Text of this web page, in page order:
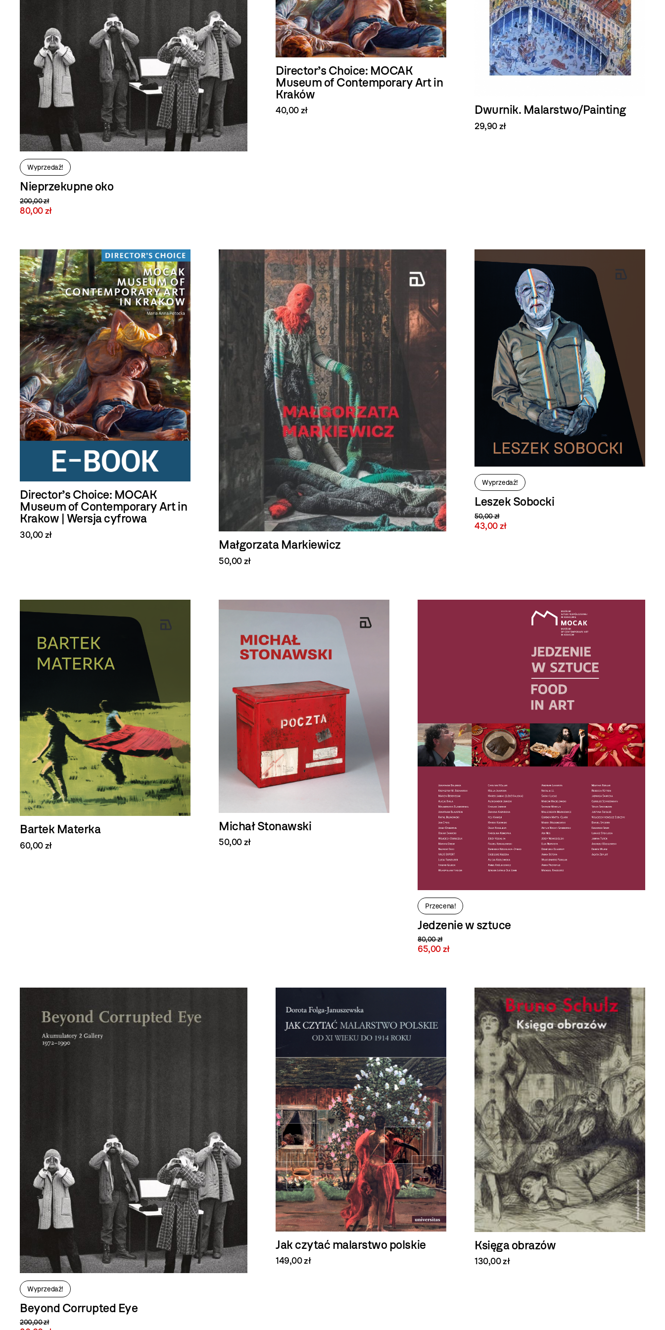
Wyprzedaż!
Nieprzekupne oko
200,00 zł
80,00 zł
Director’s Choice: MOCAK
Museum of Contemporary Art in
Kraków
40,00 zł Dwurnik. Malarstwo/Painting
29,90 zł
Director’s Choice: MOCAK
Museum of Contemporary Art in
Krakow | Wersja cyfrowa
30,00 zł
Małgorzata Markiewicz
50,00 zł
Wyprzedaż!
Leszek Sobocki
50,00 zł
43,00 zł
Bartek Materka
60,00 zł
Michał Stonawski
50,00 zł
Przecena!
Jedzenie w sztuce
80,00 zł
65,00 zł
Wyprzedaż!
Beyond Corrupted Eye
200,00 zł
Jak czytać malarstwo polskie
149,00 zł
Księga obrazów
130,00 zł